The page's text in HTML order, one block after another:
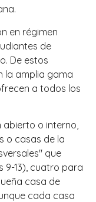
en régimen
de
De estos
la amplia gama
a todos los
abierto o interno,
o casas de la
que
9-13), cuatro para
casa de
cada casa